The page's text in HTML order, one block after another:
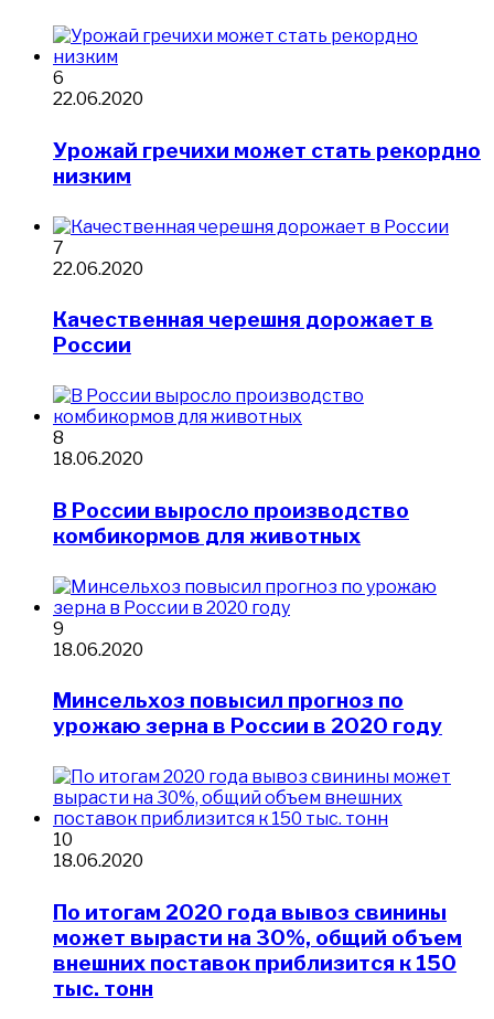
6
22.06.2020
Урожай гречихи может стать рекордно
низким
7
22.06.2020
​Качественная черешня дорожает в
России
8
18.06.2020
​В России выросло производство
комбикормов для животных
9
18.06.2020
Минсельхоз повысил прогноз по
урожаю зерна в России в 2020 году
10
18.06.2020
​По итогам 2020 года вывоз свинины
может вырасти на 30%, общий объем
внешних поставок приблизится к 150
тыс. тонн